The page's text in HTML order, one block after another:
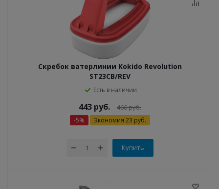
Скребок ватерлинии Kokido Revolution
ST23CB/REV
Есть в наличии
443 руб. 466руб.
-5% Экономия 23 руб.
Купить